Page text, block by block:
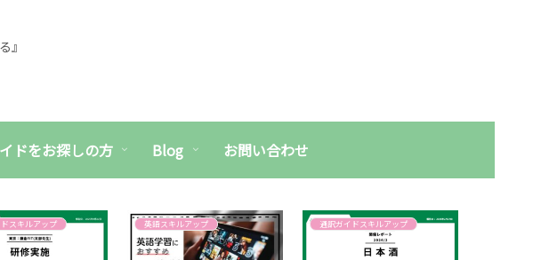
』
ドをお探しの方 Blog お問い合わせ
スキルアップ 英語スキルアップ 通訳ガイドスキルアップ